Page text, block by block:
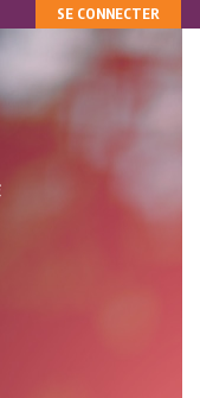
MON
COMPTE
SE CONNECTER